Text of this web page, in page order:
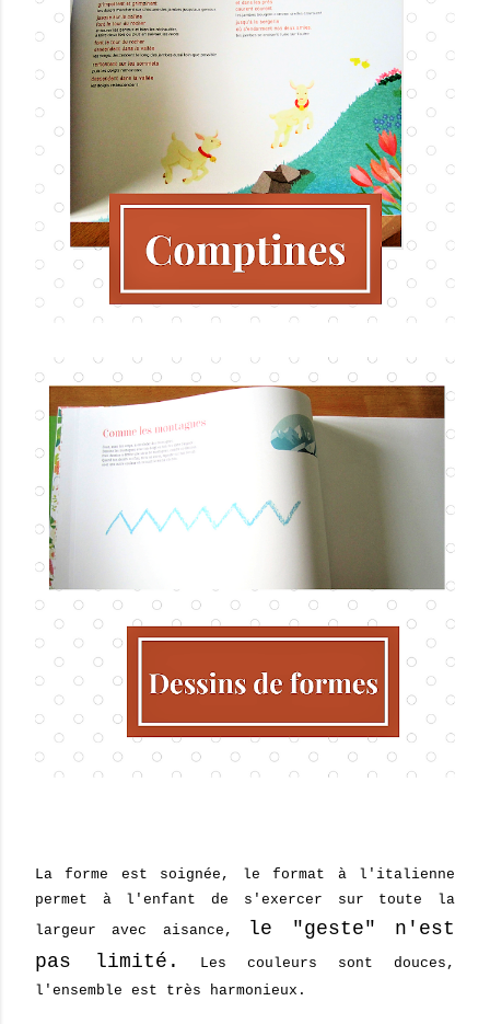
La forme est soignée, le format à l'italienne
permet à l'enfant de s'exercer sur toute la
largeur avec aisance,
le "geste" n'est
pas limité.
Les couleurs sont douces,
l'ensemble est très harmonieux.